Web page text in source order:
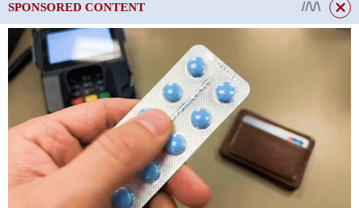
SPONSORED CONTENT